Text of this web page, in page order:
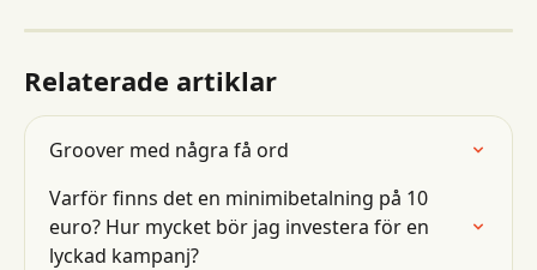
Relaterade artiklar
Groover med några få ord
Varför finns det en minimibetalning på 10
euro? Hur mycket bör jag investera för en
lyckad kampanj?